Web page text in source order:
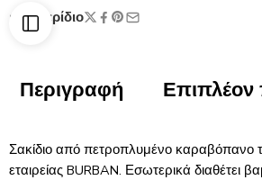
Μερίδιο
Περιγραφή Επιπλέον
Σακίδιο από πετροπλυμένο καραβόπανο
εταιρείας BURBAN. Εσωτερικά διαθέτει